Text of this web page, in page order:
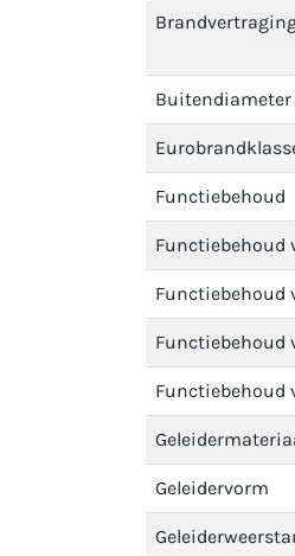
Buitendiameter
Functiebehoud
Functiebehoud
Functiebehoud
Functiebehoud
Functiebehoud
Geleidervorm